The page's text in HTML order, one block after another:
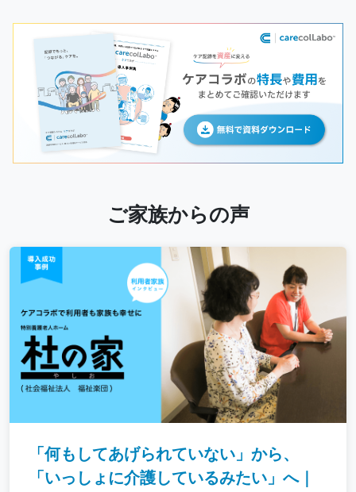
ご家族からの声
「何もしてあげられていない」から、
「いっしょに介護しているみたい」へ｜